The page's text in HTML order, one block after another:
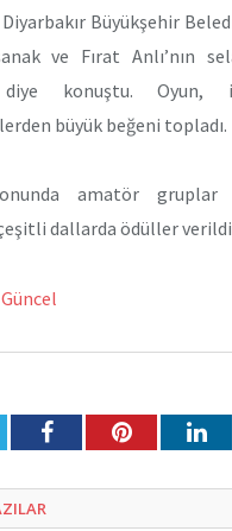
Diyarbakır Büyükşehir
ve Fırat Anlı’nın
konuştu. Oyun,
büyük beğeni topladı.
amatör gruplar
dallarda ödüller
FacebookPinterest